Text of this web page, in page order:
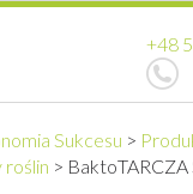
+48
Sukcesu >
> BaktoTARCZA